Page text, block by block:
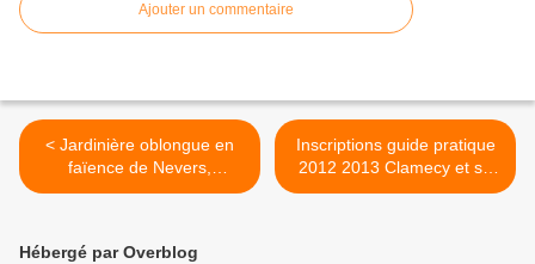
Ajouter un commentaire
< Jardinière oblongue en
faïence de Nevers,
Antiquités St Vincent à
Inscriptions guide pratique
2012 2013 Clamecy et sa
région >
Hébergé par Overblog